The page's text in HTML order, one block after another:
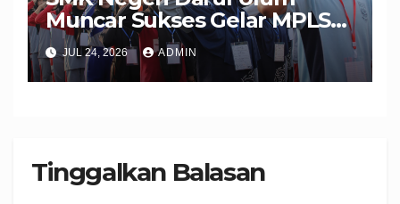
Muncar Sukses Gelar MPLS
Ramah 2026, Wujudkan
Peserta Didik Berkarakter,
Disiplin, dan Berprestasi
JUL 24, 2026 ADMIN
Tinggalkan Balasan